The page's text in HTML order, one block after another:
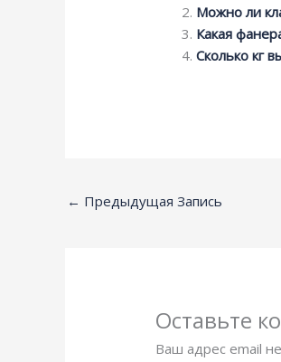
Можно ли
Какая
Сколько кг
← Предыдущая Запись
Оставьте
Ваш адрес email